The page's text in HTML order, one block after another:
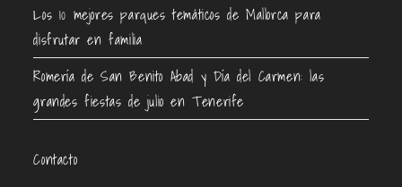
Los 10 mejores parques temáticos de Mallorca para
disfrutar en familia
Romería de San Benito Abad y Día del Carmen: las
grandes fiestas de julio en Tenerife
Contacto